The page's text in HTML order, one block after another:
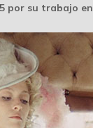
por su trabajo